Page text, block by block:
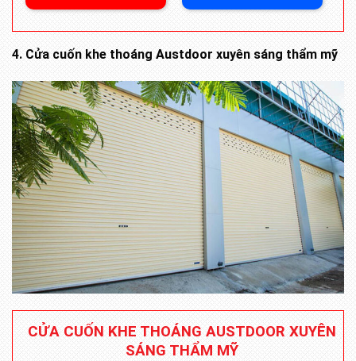
4. Cửa cuốn khe thoáng Austdoor xuyên sáng thẩm mỹ
CỬA CUỐN KHE THOÁNG AUSTDOOR XUYÊN
SÁNG THẨM MỸ